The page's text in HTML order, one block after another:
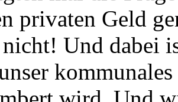
privaten Geld
Und dabei